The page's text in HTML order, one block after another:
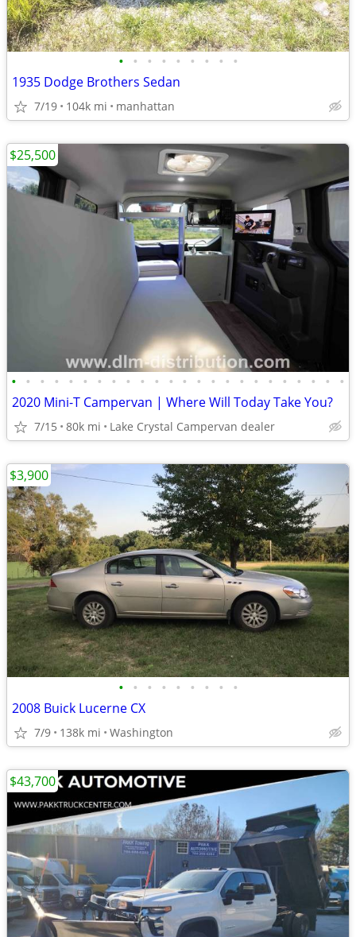
• • • • • • • • •
1935 Dodge Brothers Sedan
7/19 104k mi manhattan
• • • • • • • • • • • • • • • • • • • • • • • •
2020 Mini-T Campervan | Where Will Today Take You?
7/15 80k mi Lake Crystal Campervan dealer
$25,500
• • • • • • • • •
2008 Buick Lucerne CX
7/9 138k mi Washington
$3,900
$43,700